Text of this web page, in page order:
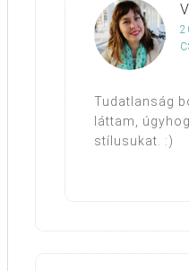
Tudatlanság
láttam,
stílusukat. :)